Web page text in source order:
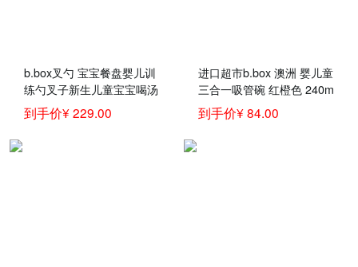
b.box叉勺 宝宝餐盘婴儿训
练勺叉子新生儿童宝宝喝汤
吸管碗辅食弯头汤饭叉勺餐
具套装 餐盘bumkins+叉勺
到手价¥ 229.00
进口超市b.box 澳洲 婴儿童
三合一吸管碗 红橙色 240m
l（bbox辅食吸管碗宝宝零
食碗）
到手价¥ 84.00